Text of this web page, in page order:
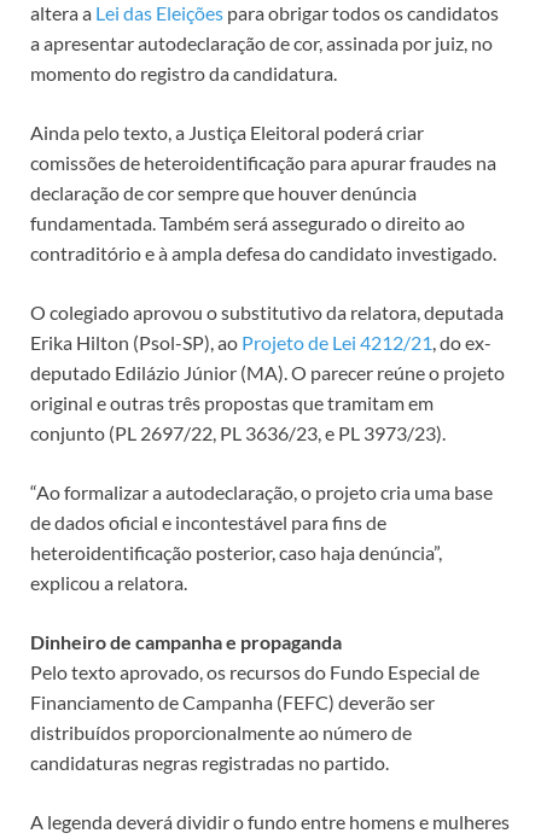
altera a Lei das Eleições para obrigar todos os candidatos
a apresentar autodeclaração de cor, assinada por juiz, no
momento do registro da candidatura.
Ainda pelo texto, a Justiça Eleitoral poderá criar
comissões de heteroidentificação para apurar fraudes na
declaração de cor sempre que houver denúncia
fundamentada. Também será assegurado o direito ao
contraditório e à ampla defesa do candidato investigado.
O colegiado aprovou osubstitutivoda relatora, deputada
Erika Hilton (Psol-SP), ao Projeto de Lei 4212/21, do ex-
deputado Edilázio Júnior (MA). O parecer reúne o projeto
original e outras três propostas que tramitam em
conjunto (PL 2697/22, PL 3636/23, e PL 3973/23).
“Ao formalizar a autodeclaração, o projeto cria uma base
de dados oficial e incontestável para fins de
heteroidentificação posterior, caso haja denúncia”,
explicou a relatora.
Dinheiro de campanha e propaganda
Pelo texto aprovado, os recursos do Fundo Especial de
Financiamento de Campanha (FEFC) deverão ser
distribuídos proporcionalmente ao número de
candidaturas negras registradas no partido.
A legenda deverá dividir o fundo entre homens e mulheres